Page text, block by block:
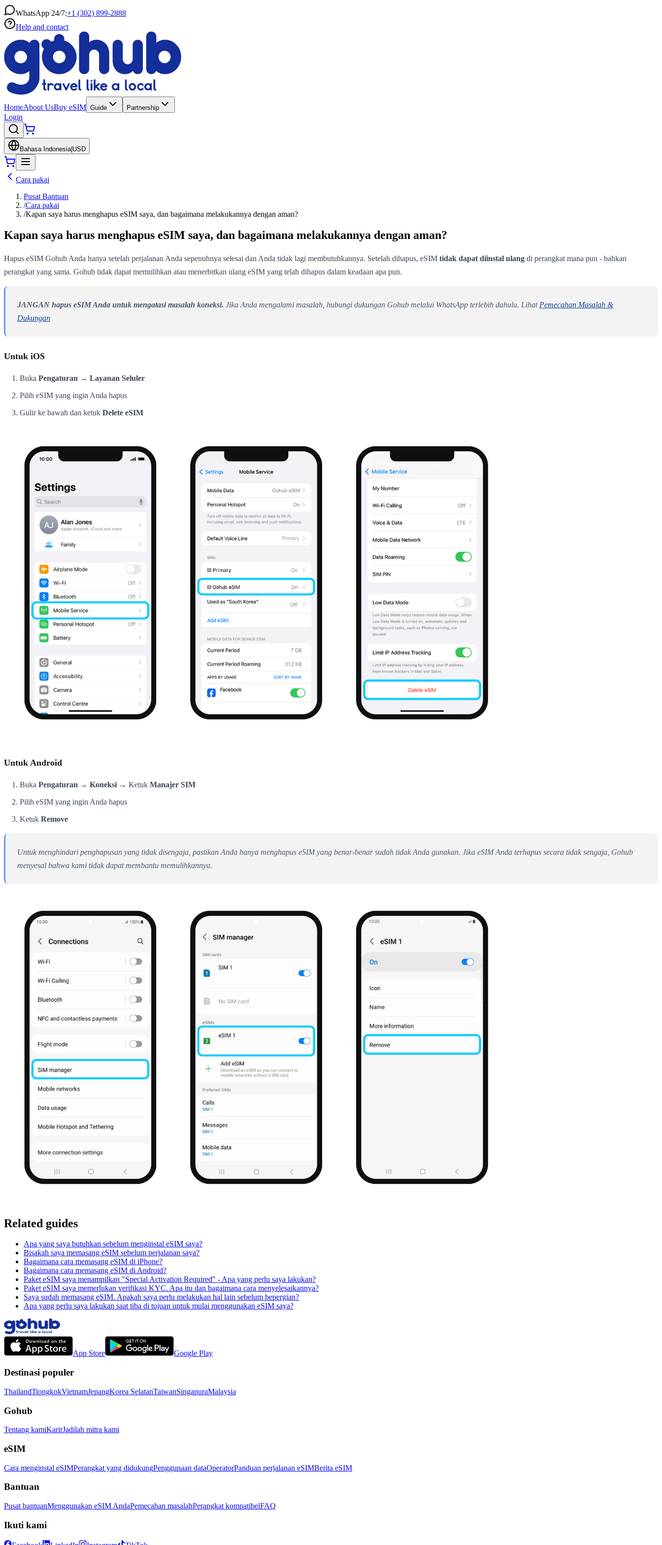
WhatsApp 24/7:+1 (302) 899-2888
Help and contact
HomeAbout UsBuy eSIM Guide Partnership
Login
Bahasa Indonesia| USD
Cara pakai
Pusat Bantuan
/Cara pakai
/Kapan saya harus menghapus eSIM saya, dan bagaimana melakukannya dengan aman?
Kapan saya harus menghapus eSIM saya, dan bagaimana melakukannya dengan aman?
Hapus eSIM Gohub Anda hanya setelah perjalanan Anda sepenuhnya selesai dan Anda tidak lagi membutuhkannya. Setelah dihapus, eSIM tidak dapat diinstal ulang di perangkat mana pun - bahkan
perangkat yang sama. Gohub tidak dapat memulihkan atau menerbitkan ulang eSIM yang telah dihapus dalam keadaan apa pun.
JANGAN hapus eSIM Anda untuk mengatasi masalah koneksi. Jika Anda mengalami masalah, hubungi dukungan Gohub melalui WhatsApp terlebih dahulu. Lihat Pemecahan Masalah &
Dukungan
Untuk iOS
Buka Pengaturan → Layanan Seluler
Pilih eSIM yang ingin Anda hapus
Gulir ke bawah dan ketuk Delete eSIM
Untuk Android
Buka Pengaturan → Koneksi → Ketuk Manajer SIM
Pilih eSIM yang ingin Anda hapus
Ketuk Remove
Untuk menghindari penghapusan yang tidak disengaja, pastikan Anda hanya menghapus eSIM yang benar-benar sudah tidak Anda gunakan. Jika eSIM Anda terhapus secara tidak sengaja, Gohub
menyesal bahwa kami tidak dapat membantu memulihkannya.
Related guides
Apa yang saya butuhkan sebelum menginstal eSIM saya?
Bisakah saya memasang eSIM sebelum perjalanan saya?
Bagaimana cara memasang eSIM di iPhone?
Bagaimana cara memasang eSIM di Android?
Paket eSIM saya menampilkan "Special Activation Required" - Apa yang perlu saya lakukan?
Paket eSIM saya memerlukan verifikasi KYC. Apa itu dan bagaimana cara menyelesaikannya?
Saya sudah memasang eSIM. Apakah saya perlu melakukan hal lain sebelum bepergian?
Apa yang perlu saya lakukan saat tiba di tujuan untuk mulai menggunakan eSIM saya?
App Store Google Play
Destinasi populer
ThailandTiongkokVietnamJepangKorea SelatanTaiwanSingapuraMalaysia
Gohub
Tentang kamiKarirJadilah mitra kami
eSIM
Cara menginstal eSIMPerangkat yang didukungPenggunaan dataOperatorPanduan perjalanan eSIMBerita eSIM
Bantuan
Pusat bantuanMenggunakan eSIM AndaPemecahan masalahPerangkat kompatibelFAQ
Ikuti kami